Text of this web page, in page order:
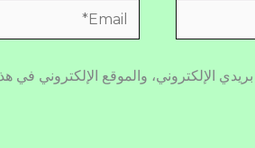
Email*
الإلكتروني، والموقع الإلكتروني في